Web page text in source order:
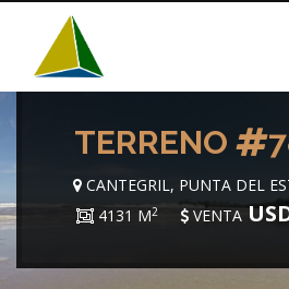
TERRENO
CANTEGRIL, PUNTA DEL
4131 M2 VENTA